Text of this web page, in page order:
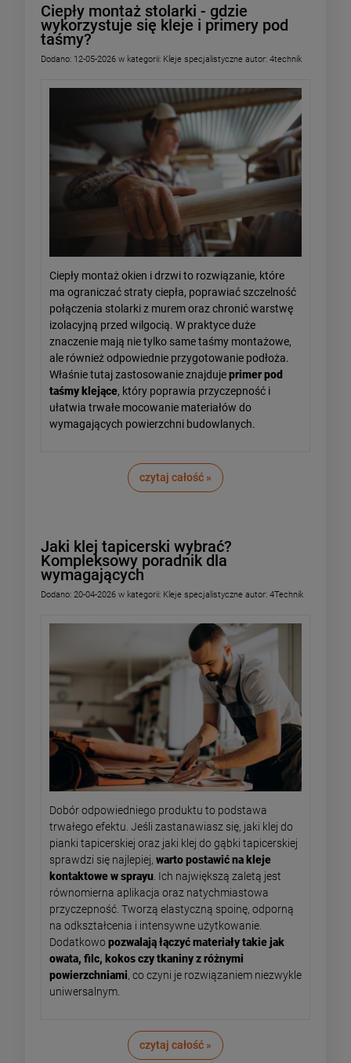
Ciepły montaż stolarki - gdzie
wykorzystuje się kleje i primery pod
taśmy?
Dodano: 12-05-2026 w kategorii: Kleje specjalistyczne autor: 4technik
Ciepły montaż okien i drzwi to rozwiązanie, które
ma ograniczać straty ciepła, poprawiać szczelność
połączenia stolarki z murem oraz chronić warstwę
izolacyjną przed wilgocią. W praktyce duże
znaczenie mają nie tylko same taśmy montażowe,
ale również odpowiednie przygotowanie podłoża.
Właśnie tutaj zastosowanie znajdujeprimer pod
taśmy klejące, który poprawia przyczepność i
ułatwia trwałe mocowanie materiałów do
wymagających powierzchni budowlanych.
czytaj całość »
Jaki klej tapicerski wybrać?
Kompleksowy poradnik dla
wymagających
Dodano: 20-04-2026 w kategorii: Kleje specjalistyczne autor: 4Technik
Dobór odpowiedniego produktu to podstawa
trwałego efektu. Jeśli zastanawiasz się, jaki klej do
pianki tapicerskiej oraz jaki klej do gąbki tapicerskiej
sprawdzi się najlepiej, warto postawić na kleje
kontaktowe w sprayu. Ich największą zaletą jest
równomierna aplikacja oraz natychmiastowa
przyczepność. Tworzą elastyczną spoinę, odporną
na odkształcenia i intensywne użytkowanie.
Dodatkowo pozwalają łączyć materiały takie jak
owata, filc, kokos czy tkaniny z różnymi
powierzchniami, co czyni je rozwiązaniem niezwykle
uniwersalnym.
czytaj całość »